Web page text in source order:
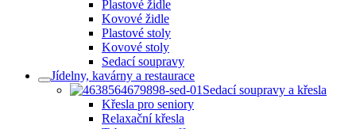
Plastové židle
Kovové židle
Plastové stoly
Kovové stoly
Sedací soupravy
Jídelny, kavárny a restaurace
Sedací soupravy a křesla
Křesla pro seniory
Relaxační křesla